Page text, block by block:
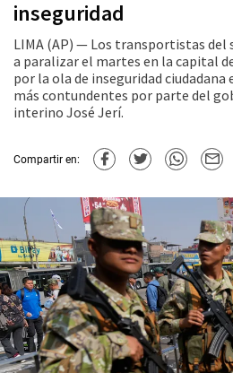
inseguridad
LIMA (AP) — Los transportistas del
a paralizar el martes en la capital
por la ola de inseguridad ciudadana
más contundentes por parte del
interino José Jerí.
Compartir en: